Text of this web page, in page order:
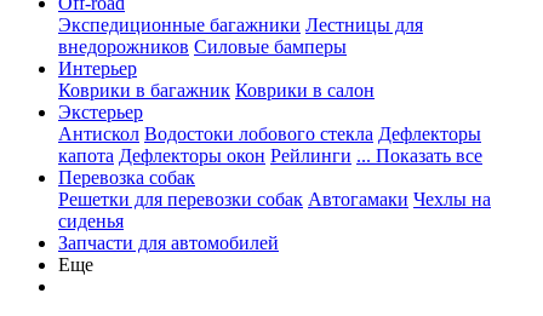
Экспедиционные багажники Лестницы для
внедорожников Силовые бамперы
Интерьер
Коврики в багажник Коврики в салон
Экстерьер
Антискол Водостоки лобового стекла Дефлекторы
капота Дефлекторы окон Рейлинги ... Показать все
Перевозка собак
Решетки для перевозки собак Автогамаки Чехлы на
сиденья
Запчасти для автомобилей
Еще